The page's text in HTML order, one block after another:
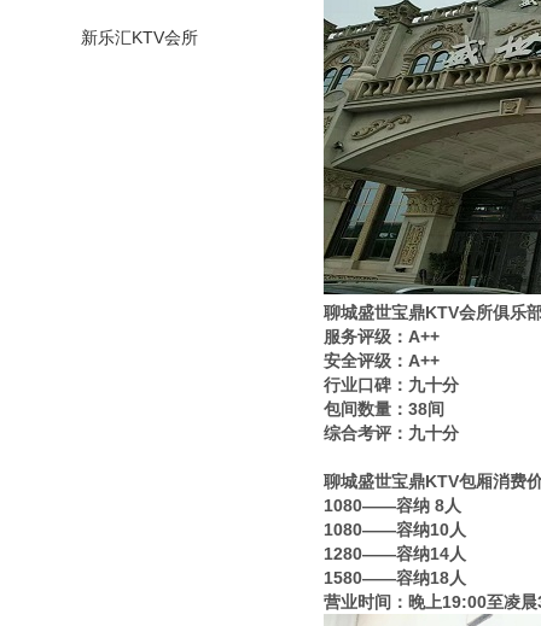
新乐汇KTV会所
聊城盛世宝鼎KTV会所俱乐
服务评级：A++
安全评级：A++
行业口碑：九十分
包间数量：38间
综合考评：九十分
聊城盛世宝鼎KTV包厢消费
1080——容纳 8人
1080——容纳10人
1280——容纳14人
1580——容纳18人
营业时间：晚上19:00至凌